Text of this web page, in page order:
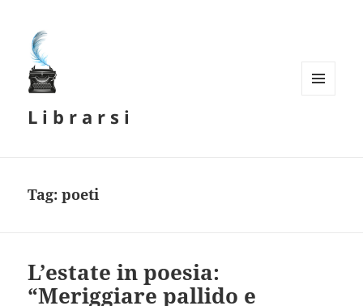
L i b r a r s i
Tag:poeti
L’estate in poesia:
“Meriggiare pallido e